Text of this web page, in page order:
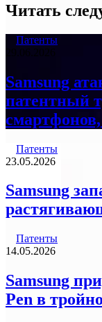
Читать
Патенты
Samsung
патентный
Патенты
23.05.2026
Samsung
Патенты
14.05.2026
Samsung
Pen в